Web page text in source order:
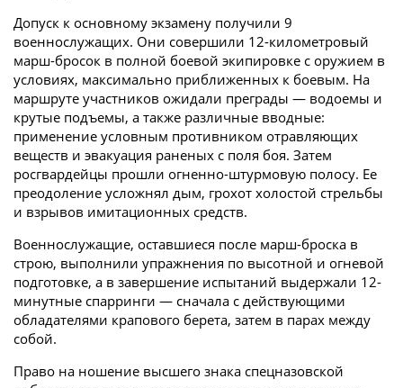
Допуск к основному экзамену получили 9
военнослужащих. Они совершили 12-километровый
марш-бросок в полной боевой экипировке с оружием в
условиях, максимально приближенных к боевым. На
маршруте участников ожидали преграды — водоемы и
крутые подъемы, а также различные вводные:
применение условным противником отравляющих
веществ и эвакуация раненых с поля боя. Затем
росгвардейцы прошли огненно-штурмовую полосу. Ее
преодоление усложнял дым, грохот холостой стрельбы
и взрывов имитационных средств.
Военнослужащие, оставшиеся после марш-броска в
строю, выполнили упражнения по высотной и огневой
подготовке, а в завершение испытаний выдержали 12-
минутные спарринги — сначала с действующими
обладателями крапового берета, затем в парах между
собой.
Право на ношение высшего знака спецназовской